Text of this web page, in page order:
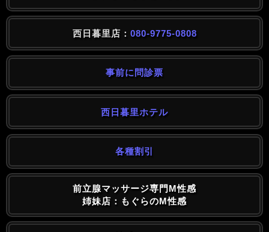
西日暮里店： 080-9775-0808
事前に問診票
西日暮里ホテル
各種割引
前立腺マッサージ専門M性感
姉妹店：もぐらのM性感